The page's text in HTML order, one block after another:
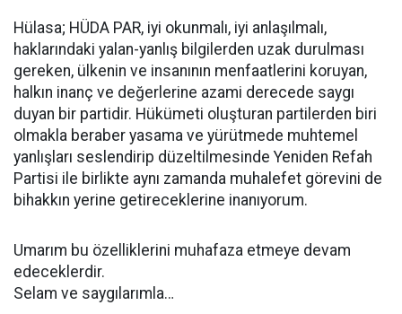
Hülasa; HÜDA PAR, iyi okunmalı, iyi anlaşılmalı,
haklarındaki yalan-yanlış bilgilerden uzak durulması
gereken, ülkenin ve insanının menfaatlerini koruyan,
halkın inanç ve değerlerine azami derecede saygı
duyan bir partidir. Hükümeti oluşturan partilerden biri
olmakla beraber yasama ve yürütmede muhtemel
yanlışları seslendirip düzeltilmesinde Yeniden Refah
Partisi ile birlikte aynı zamanda muhalefet görevini de
bihakkın yerine getireceklerine inanıyorum.
Umarım bu özelliklerini muhafaza etmeye devam
edeceklerdir.
Selam ve saygılarımla…